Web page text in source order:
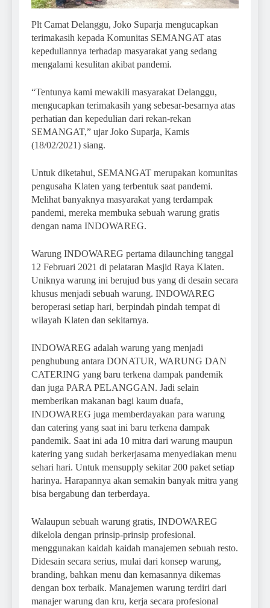
Plt Camat Delanggu, Joko Suparja mengucapkan
terimakasih kepada Komunitas SEMANGAT atas
kepeduliannya terhadap masyarakat yang sedang
mengalami kesulitan akibat pandemi.
“Tentunya kami mewakili masyarakat Delanggu,
mengucapkan terimakasih yang sebesar-besarnya atas
perhatian dan kepedulian dari rekan-rekan
SEMANGAT,” ujar Joko Suparja, Kamis
(18/02/2021) siang.
Untuk diketahui, SEMANGAT merupakan komunitas
pengusaha Klaten yang terbentuk saat pandemi.
Melihat banyaknya masyarakat yang terdampak
pandemi, mereka membuka sebuah warung gratis
dengan nama INDOWAREG.
Warung INDOWAREG pertama dilaunching tanggal
12 Februari 2021 di pelataran Masjid Raya Klaten.
Uniknya warung ini berujud bus yang di desain secara
khusus menjadi sebuah warung. INDOWAREG
beroperasi setiap hari, berpindah pindah tempat di
wilayah Klaten dan sekitarnya.
INDOWAREG adalah warung yang menjadi
penghubung antara DONATUR, WARUNG DAN
CATERING yang baru terkena dampak pandemik
dan juga PARA PELANGGAN. Jadi selain
memberikan makanan bagi kaum duafa,
INDOWAREG juga memberdayakan para warung
dan catering yang saat ini baru terkena dampak
pandemik. Saat ini ada 10 mitra dari warung maupun
katering yang sudah berkerjasama menyediakan menu
sehari hari. Untuk mensupply sekitar 200 paket setiap
harinya. Harapannya akan semakin banyak mitra yang
bisa bergabung dan terberdaya.
Walaupun sebuah warung gratis, INDOWAREG
dikelola dengan prinsip-prinsip profesional.
menggunakan kaidah kaidah manajemen sebuah resto.
Didesain secara serius, mulai dari konsep warung,
branding, bahkan menu dan kemasannya dikemas
dengan box terbaik. Manajemen warung terdiri dari
manajer warung dan kru, kerja secara profesional